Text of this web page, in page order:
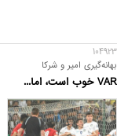
104923
بهانه‌گیری امیر و شرکا
VAR خوب است، اما...